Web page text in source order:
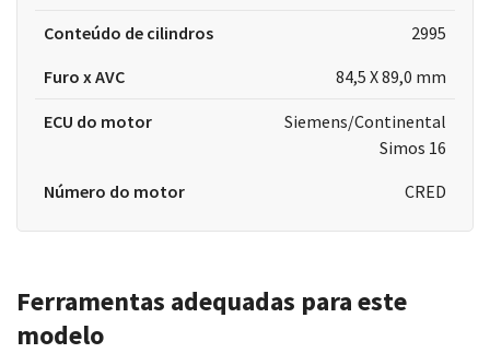
Conteúdo de cilindros
2995
Furo x AVC
84,5 X 89,0 mm
ECU do motor
Siemens/Continental
Simos 16
Número do motor
CRED
Ferramentas adequadas para este
modelo